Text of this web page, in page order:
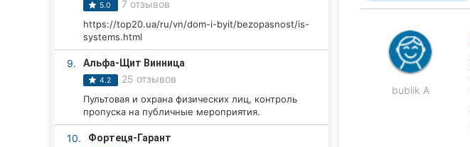
Запорожье
Николаев
5.0 7 отзывов
https://top20.ua/ru/vn/dom-i-byit/bezopasnost/is-
systems.html
9. Альфа-Щит Винница
4.2 25 отзывов
Пультовая и охрана физических лиц, контроль
пропуска на публичные мероприятия.
10. Фортеця-Гарант
bublik A